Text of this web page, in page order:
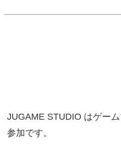
JUGAME STUDIO はゲー
参加です。